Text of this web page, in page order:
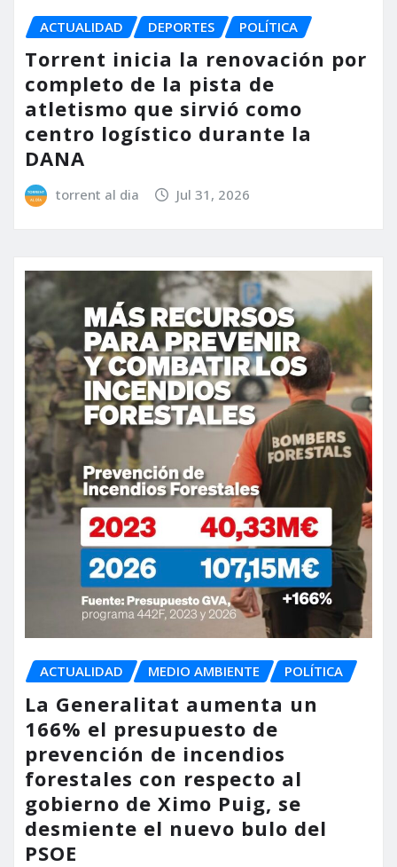
ACTUALIDAD DEPORTES POLÍTICA
Torrent inicia la renovación por
completo de la pista de
atletismo que sirvió como
centro logístico durante la
DANA
torrent al dia Jul 31, 2026
ACTUALIDAD MEDIO AMBIENTE POLÍTICA
La Generalitat aumenta un
166% el presupuesto de
prevención de incendios
forestales con respecto al
gobierno de Ximo Puig, se
desmiente el nuevo bulo del
PSOE